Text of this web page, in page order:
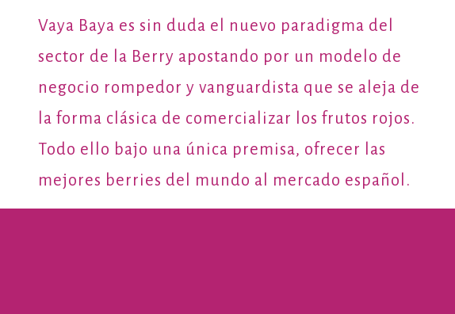
Vaya Baya es sin duda el nuevo paradigma del
sector de la Berry apostando por un modelo de
negocio rompedor y vanguardista que se aleja de
la forma clásica de comercializar los frutos rojos.
Todo ello bajo una única premisa, ofrecer las
mejores berries del mundo al mercado español.